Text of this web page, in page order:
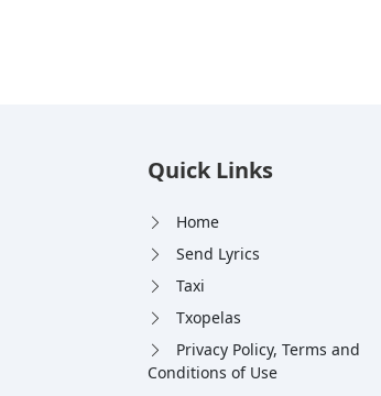
Quick Links
Home
Send Lyrics
Taxi
Txopelas
Privacy Policy, Terms and
Conditions of Use